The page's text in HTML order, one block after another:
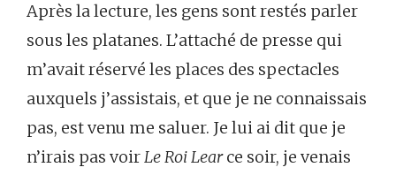
Après la lecture, les gens sont restés parler
sous les platanes. L’attaché de presse qui
m’avait réservé les places des spectacles
auxquels j’assistais, et que je ne connaissais
pas, est venu me saluer. Je lui ai dit que je
n’irais pas voirLe Roi Learce soir, je venais